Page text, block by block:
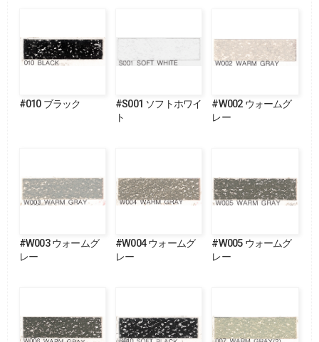
#010 ブラック
#S001 ソフトホワイ
ト
#W002 ウォームグ
レー
#W003 ウォームグ
レー
#W004 ウォームグ
レー
#W005 ウォームグ
レー